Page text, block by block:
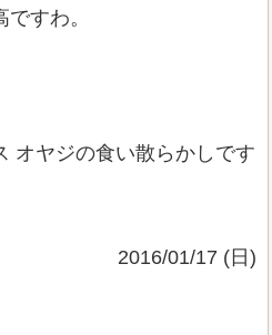
すわ。
オヤジの食い散らかしです
2016/01/17 (日)